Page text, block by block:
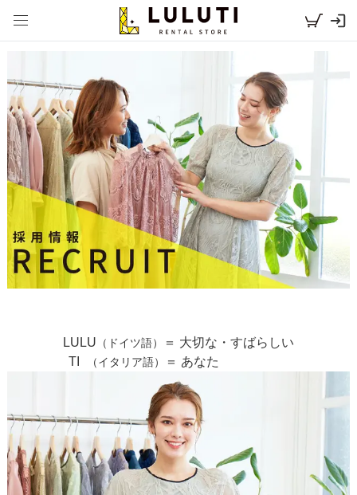
LULU （ドイツ語）
＝ 大切な・すばらしい
TI
（イタリア語） ＝ あなた